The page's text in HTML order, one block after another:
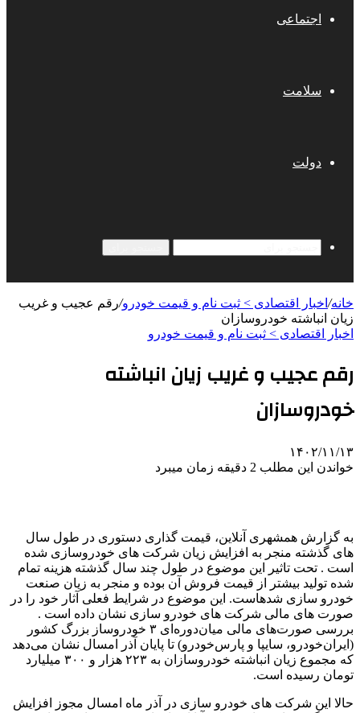
اجتماعی
سلامت
دولت
خانه/ اخبار اقتصادی > ثبت نام و قیمت خودرو/رقم عجیب و غریب
زیان انباشته خودروسازان
اخبار اقتصادی > ثبت نام و قیمت خودرو
رقم عجیب و غریب زیان انباشته
خودروسازان
۱۴۰۲/۱۱/۱۳
خواندن این مطلب 2 دقیقه زمان میبرد
به گزارش همشهری آنلاین، قیمت گذاری دستوری در طول سال
های گذشته منجر به افزایش زیان شرکت های خودروسازی شده
است . تحت تاثیر این موضوع در طول چند سال گذشته هزینه تمام
شده تولید بیشتر از قیمت فروش آن بوده و منجر به زیان صنعت
خودرو سازی شدهاست. این موضوع در شرایط فعلی آثار خود را در
صورت های مالی شرکت های خودرو سازی نشان داده است .
بررسی صورت‌های مالی میان‌دوره‌ای ۳ خودروساز بزرگ کشور
(ایران‌خودرو، سایپا و پارس‌خودرو) تا پایان آذر امسال نشان می‌دهد
که مجموع زیان انباشته خودروسازان به ۲۲۳ هزار و ۳۰۰ میلیارد
تومان رسیده است.
حالا این شرکت های خودرو سازی در آذر ماه امسال مجوز افزایش